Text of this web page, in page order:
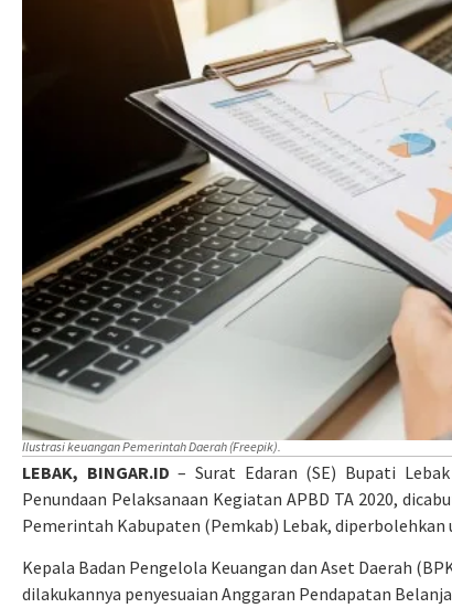
Ilustrasi keuangan Pemerintah Daerah (Freepik).
LEBAK, BINGAR.ID – Surat Edaran (SE) Bupati
Penundaan Pelaksanaan Kegiatan APBD TA 2020,
Pemerintah Kabupaten (Pemkab) Lebak,
Kepala Badan Pengelola Keuangan dan Aset Daerah
dilakukannya penyesuaian Anggaran Pendapatan